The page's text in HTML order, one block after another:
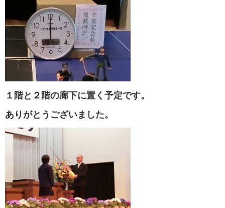
１階と２階の廊下に置く予定です。
ありがとうございました。